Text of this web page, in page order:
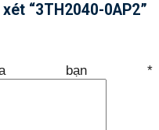
“3TH2040-0AP2”
bạn *